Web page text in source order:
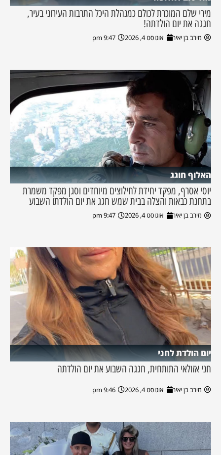
מירי שלם המוכרת לכולם כמנהלת היכל התרבות העירוני בעיר,
חגגה את יום הולדתה!
מירב בן יאיר אוגוסט 4, 2026 9:47 pm
האלוף חוגג
יוסי אסרף, מפקד יחידת לחילוצים מיוחדים וסגן מפקד משמרת
בתחנת כבאות והצלה בבית שמש חגג את יום הולדתו השבוע
מירב בן יאיר אוגוסט 4, 2026 9:47 pm
יום הולדת לחני
חני אזולאי התותחית, חגגה השבוע את יום הולדתה
מירב בן יאיר אוגוסט 4, 2026 9:46 pm